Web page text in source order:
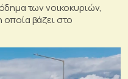
των νοικοκυριών,
βάζει στο